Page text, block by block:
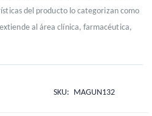
del producto lo categorizan como
al área clínica, farmacéutica,
SKU MAGUN132